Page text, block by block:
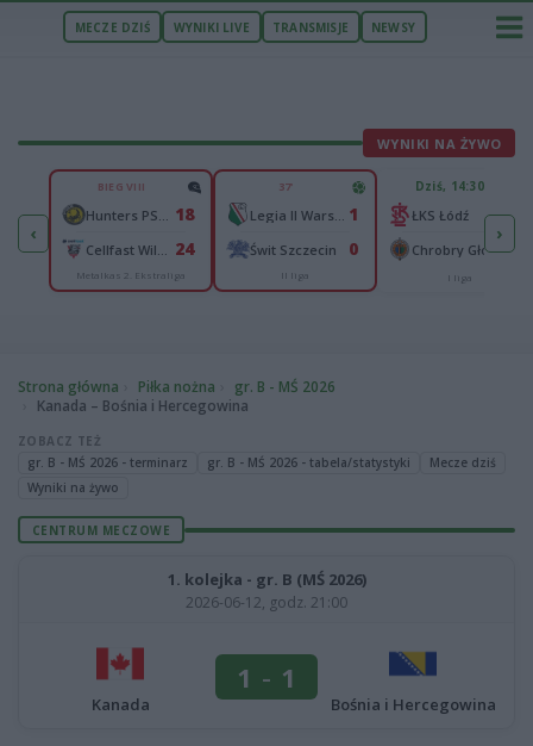
MECZE DZIŚ WYNIKI LIVE TRANSMISJE NEWSY
WYNIKI NA ŻYWO
‹
2
4
BIEG VIII
18
24
Metalkas 2. Ekstraliga
37'
1
Świt Szczecin 0
II liga
Dziś, 14:30
ŁKS Łódź
Chrobry Głogów
I liga
›
Strona główna Piłka nożna
gr. B - MŚ 2026
Kanada – Bośnia i Hercegowina
ZOBACZ TEŻ
gr. B - MŚ 2026 - terminarz
gr. B - MŚ 2026 - tabela/statystyki
Mecze dziś
Wyniki na żywo
CENTRUM MECZOWE
1. kolejka - gr. B (MŚ 2026)
2026-06-12, godz. 21:00
Kanada
1 - 1
Bośnia i Hercegowina